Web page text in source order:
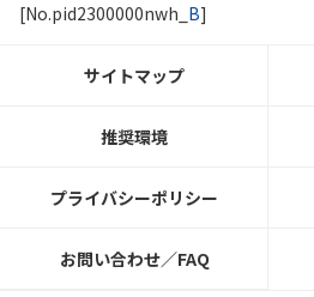
[No.pid2300000nwh_ B]
サイトマップ
推奨環境
プライバシーポリシー
お問い合わせ／FAQ